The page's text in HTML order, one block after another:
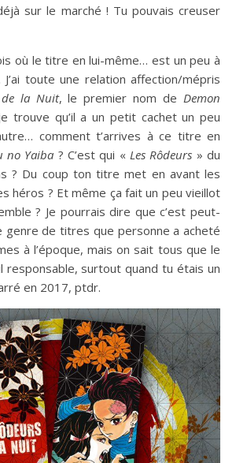
sur le marché ! Tu pouvais creuser
où le titre en lui-même… est un peu à
toute une relation affection/mépris
de la Nuit, le premier nom de Demon
trouve qu’il a un petit cachet un peu
comment t’arrives à ce titre en
no Yaiba ? C’est qui « Les Rôdeurs » du
? Du coup ton titre met en avant les
héros ? Et même ça fait un peu vieillot
? Je pourrais dire que c’est peut-
genre de titres que personne a acheté
à l’époque, mais on sait tous que le
responsable, surtout quand tu étais un
en 2017, ptdr.